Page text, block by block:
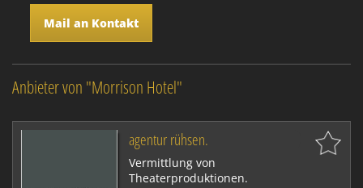
Mail an Kontakt
Anbieter von "Morrison Hotel"
agentur rühsen.
Vermittlung von
Theaterproduktionen.